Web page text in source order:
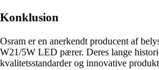
Konklusion
Osram er en anerkendt producent af
W21/5W LED pærer. Deres lange
kvalitetsstandarder og innovative